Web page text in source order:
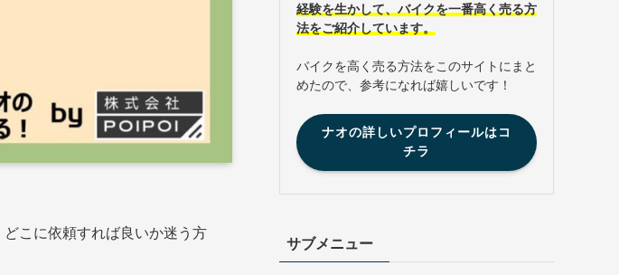
こに依頼すれば良いか迷う方
経験を生かして、バイクを一番高く売る方
法をご紹介しています。
バイクを高く売る方法をこのサイトにまと
めたので、参考になれば嬉しいです！
ナオの詳しいプロフィールはコ
チラ
サブメニュー